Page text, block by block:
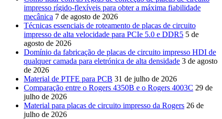
impresso rígido-flexíveis para obter a máxima fiabilidade
mecânica 7 de agosto de 2026
Técnicas essenciais de roteamento de placas de circuito
impresso de alta velocidade para PCIe 5.0 e DDR5 5 de
agosto de 2026
Domínio da fabricação de placas de circuito impresso HDI de
qualquer camada para eletrónica de alta densidade 3 de agosto
de 2026
Material de PTFE para PCB 31 de julho de 2026
Comparação entre o Rogers 4350B e o Rogers 4003C 29 de
julho de 2026
Material para placas de circuito impresso da Rogers 26 de
julho de 2026